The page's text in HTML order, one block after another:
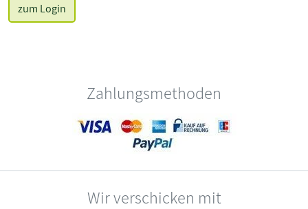
zum Login
Zahlungsmethoden
Wir verschicken mit